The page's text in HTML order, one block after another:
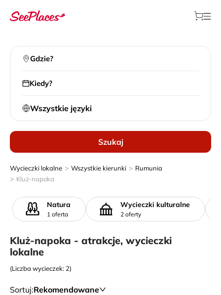
Gdzie?
Kiedy?
Wszystkie języki
Szukaj
Wycieczki lokalne > Wszystkie kierunki > Rumunia
> Kluż-napoka
Natura
1 oferta
Wycieczki kulturalne
2 oferty
Kluż-napoka - atrakcje, wycieczki
lokalne
(Liczba wycieczek: 2)
Sortuj:Rekomendowane